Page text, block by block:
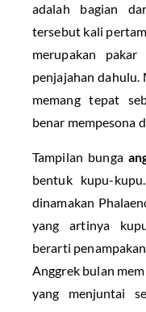
adalah bagian
tersebut kali
merupakan
penjajahan dahulu.
memang tepat
benar mempesona
Tampilan bunga
bentuk kupu-
dinamakan
yang artinya
berarti
Anggrek bulan
yang menjuntai